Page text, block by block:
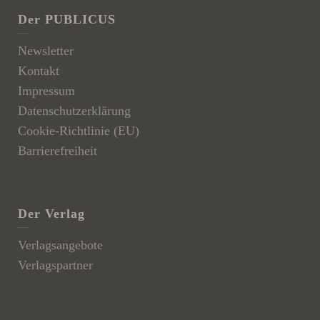
Der PUBLICUS
Newsletter
Kontakt
Impressum
Datenschutzerklärung
Cookie-Richtlinie (EU)
Barrierefreiheit
Der Verlag
Verlagsangebote
Verlagspartner